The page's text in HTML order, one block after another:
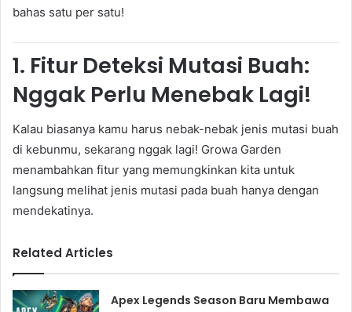
bahas satu per satu!
1. Fitur Deteksi Mutasi Buah:
Nggak Perlu Menebak Lagi!
Kalau biasanya kamu harus nebak-nebak jenis mutasi buah
di kebunmu, sekarang nggak lagi! Growa Garden
menambahkan fitur yang memungkinkan kita untuk
langsung melihat jenis mutasi pada buah hanya dengan
mendekatinya.
Related Articles
Apex Legends Season Baru Membawa